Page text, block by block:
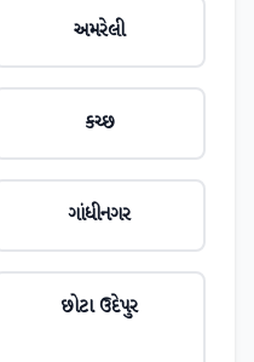
અમરેલી
કચ્છ
ગાંધીનગર
છોટા ઉદેપુર